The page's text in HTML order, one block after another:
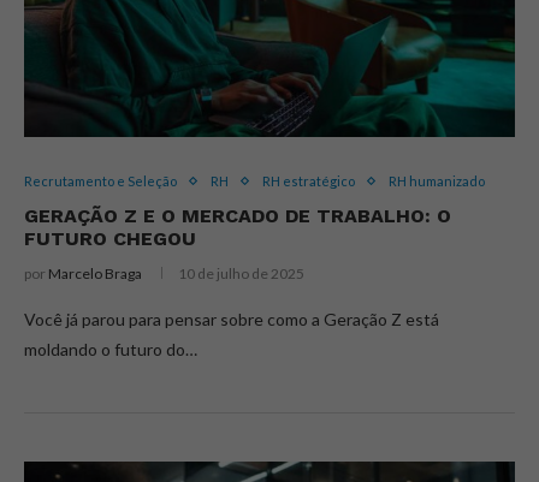
Recrutamento e Seleção RH RH estratégico RH humanizado
GERAÇÃO Z E O MERCADO DE TRABALHO: O
FUTURO CHEGOU
por Marcelo Braga 10 de julho de 2025
Você já parou para pensar sobre como a Geração Z está
moldando o futuro do…